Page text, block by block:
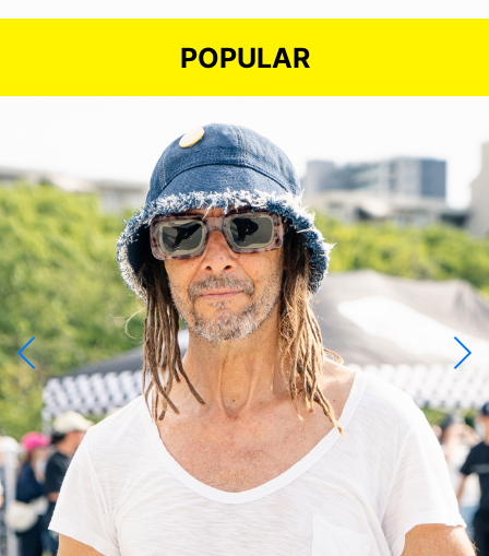
POPULAR